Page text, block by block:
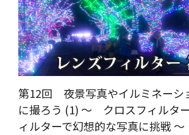
第12回 夜景写真やイルミネーシ
に撮ろう (1) ～ クロスフィルタ
ィルターで幻想的な写真に挑戦 ～